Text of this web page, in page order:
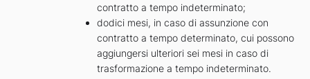
contratto a tempo indeterminato;
dodici mesi, in caso di assunzione con
contratto a tempo determinato, cui possono
aggiungersi ulteriori sei mesi in caso di
trasformazione a tempo indeterminato.